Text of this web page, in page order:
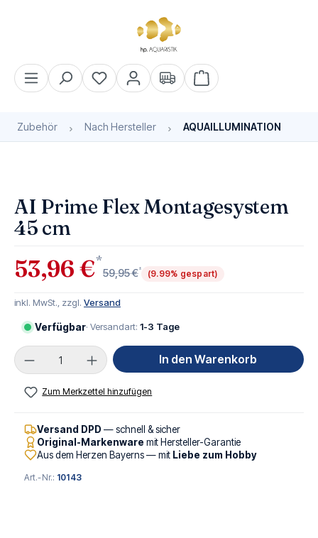
Warenkorb enthält 0
Zubehör Nach Hersteller AQUAILLUMINATION
AI Prime Flex Montagesystem
45 cm
53,96 €*
59,95 €* (9.99% gespart)
inkl. MwSt., zzgl. Versand
Verfügbar· Versandart: 1-3 Tage
Produkt Anzahl: Gib den gewünschten Wert
In den Warenkorb
Zum Merkzettel hinzufügen
Versand DPD — schnell & sicher
Original-Markenware mit Hersteller-Garantie
Aus dem Herzen Bayerns — mit Liebe zum Hobby
Art.-Nr.: 10143